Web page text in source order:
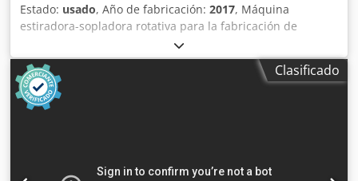
Estado: usado, Año de fabricación: 2017, Máquina
estiradora-sopladora rotativa para la fabricación de
botellas PET a partir de preformas. Las preformas se
descargan desde un contenedor al alimentador mediante
un dispositivo de volteo. Desde allí, las preformas son
transportadas por una cinta elevadora con velocidad
controlada electrónicamente y, a través de un conducto
defectuosas se expulsan antes de ser transferidas a los
Clasificado